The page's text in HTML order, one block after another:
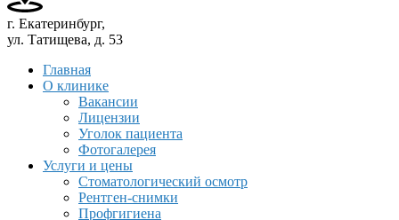
г. Екатеринбург,
ул. Татищева, д. 53
Главная
О клинике
Вакансии
Лицензии
Уголок пациента
Фотогалерея
Услуги и цены
Стоматологический осмотр
Рентген-снимки
Профгигиена